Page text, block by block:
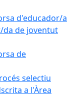
d'educador/a
da de joventut
de
selectiu
a l'Àrea